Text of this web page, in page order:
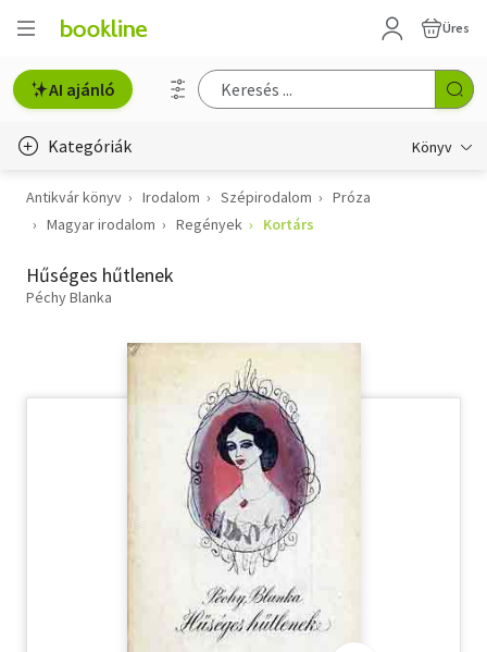
Üres
AI ajánló
Kategóriák Könyv
Életmód, egészség
Gyermek- és ifjúsági
Hobbi, szabadidő
Antikvár könyv Irodalom Szépirodalom
Próza
Magyar irodalom
Regények Kortárs
Hűséges hűtlenek
Péchy Blanka